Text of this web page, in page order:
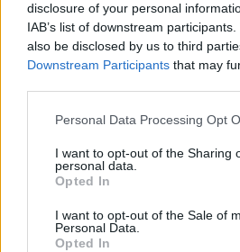
disclosure of your personal
IAB’s list of downstream
also be disclosed by us to third
Downstream Participants that may
Please note that this website/app
not limited to your visit or usage
grant or deny consent to Google
use your data for below specified
consent section.
Personal Data Processing Opt
I want to opt-out of the Sharing
personal data.
Opted In
I want to opt-out of the Sale of
Personal Data.
Opted In